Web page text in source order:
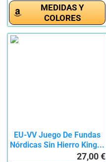
MEDIDAS Y
COLORES
EU-VV Juego De Fundas
Nórdicas Sin Hierro King...
27,00 €